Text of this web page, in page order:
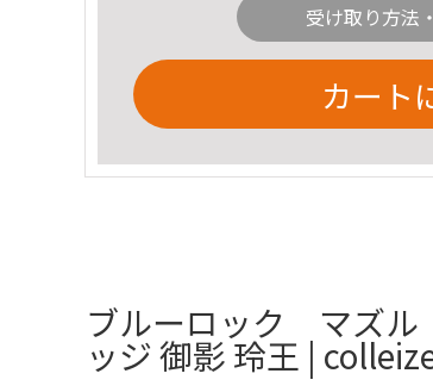
受け取り方法
カート
ブルーロック マズ
ッジ 御影 玲王 |